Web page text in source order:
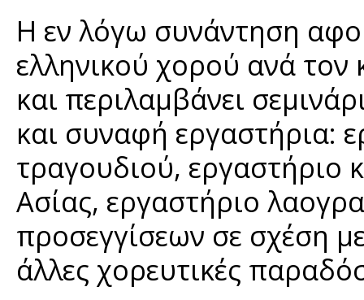
Η εν λόγω συνάντηση
ελληνικού χορού ανά τον
και περιλαμβάνει
και συναφή εργαστήρια:
τραγουδιού, εργαστήριο
Ασίας, εργαστήριο
προσεγγίσεων σε σχέση
άλλες χορευτικές